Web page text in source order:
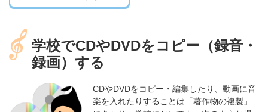
学校でCDやDVDをコピー（録音・
録画）する
CDやDVDをコピー・編集したり、動画に音
楽を入れたりすることは「著作物の複製」